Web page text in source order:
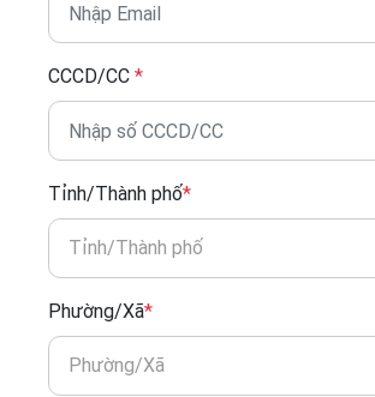
CCCD/CC *
Tỉnh/Thành phố*
Tỉnh/Thành phố
Phường/Xã*
Phường/Xã